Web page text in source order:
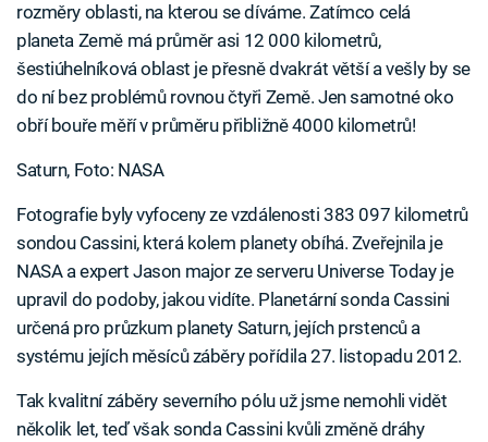
rozměry oblasti, na kterou se díváme. Zatímco celá
planeta Země má průměr asi 12 000 kilometrů,
šestiúhelníková oblast je přesně dvakrát větší a vešly by se
do ní bez problémů rovnou čtyři Země. Jen samotné oko
obří bouře měří v průměru přibližně 4000 kilometrů!
Saturn, Foto: NASA
Fotografie byly vyfoceny ze vzdálenosti 383 097 kilometrů
sondou Cassini, která kolem planety obíhá. Zveřejnila je
NASA a expert Jason major ze serveru Universe Today je
upravil do podoby, jakou vidíte. Planetární sonda Cassini
určená pro průzkum planety Saturn, jejích prstenců a
systému jejích měsíců záběry pořídila 27. listopadu 2012.
Tak kvalitní záběry severního pólu už jsme nemohli vidět
několik let, teď však sonda Cassini kvůli změně dráhy